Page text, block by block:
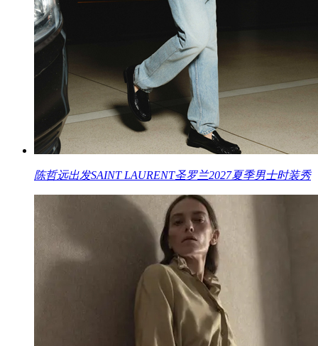
陈哲远出发SAINT LAURENT圣罗兰2027夏季男士时装秀